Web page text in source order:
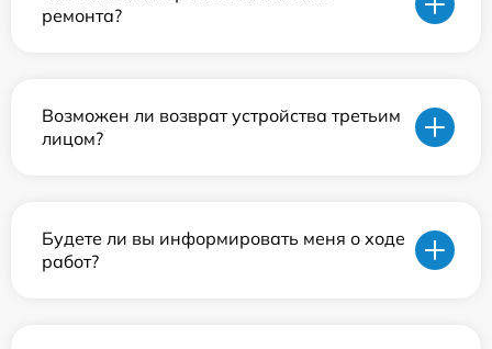
ремонта?
Возможен ли возврат устройства третьим
лицом?
Будете ли вы информировать меня о ходе
работ?